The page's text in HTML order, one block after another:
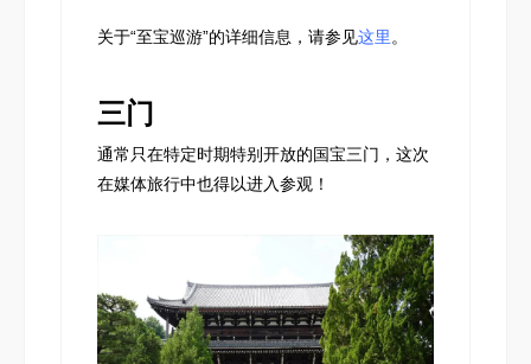
关于“至宝巡游”的详细信息，请参见这里。
三门
通常只在特定时期特别开放的国宝三门，这次
在媒体旅行中也得以进入参观！